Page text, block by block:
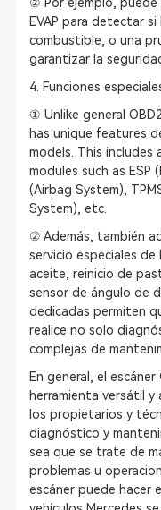
EVAP para detectar
combustible, o una
garantizar la
4. Funciones
① Unlike general
has unique features
models. This includes
modules such as ESP
(Airbag System),
System), etc.
② Además, también
servicio especiales
aceite, reinicio de
sensor de ángulo de
dedicadas permiten
realice no solo
complejas de
En general, el
herramienta versátil
los propietarios y
diagnóstico y
sea que se trate de
problemas u
escáner puede hacer